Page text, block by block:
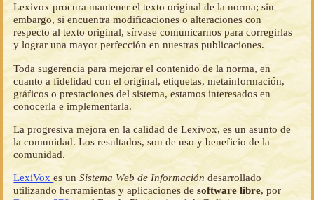
Lexivox procura mantener el texto original de la norma; sin
embargo, si encuentra modificaciones o alteraciones con
respecto al texto original, sírvase comunicarnos para corregirlas
y lograr una mayor perfección en nuestras publicaciones.
Toda sugerencia para mejorar el contenido de la norma, en
cuanto a fidelidad con el original, etiquetas, metainformación,
gráficos o prestaciones del sistema, estamos interesados en
conocerla e implementarla.
La progresiva mejora en la calidad de Lexivox, es un asunto de
la comunidad. Los resultados, son de uso y beneficio de la
comunidad.
LexiVoxes unSistema Web de Información desarrollado
utilizando herramientas y aplicaciones desoftware libre, por